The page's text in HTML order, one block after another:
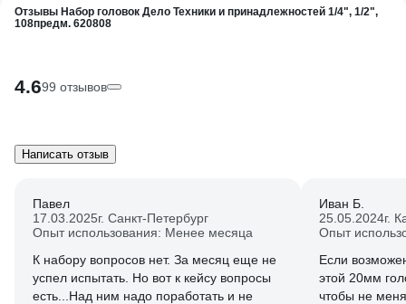
Отзывы Набор головок Дело Техники и принадлежностей 1/4", 1/2",
108предм. 620808
4.699 отзывов
Написать отзыв
Павел
17.03.2025г. Санкт-Петербург
Опыт использования: Менее месяца
К набору вопросов нет. За месяц еще не
успел испытать. Но вот к кейсу вопросы
есть...Над ним надо поработать и не
Иван Б.
25.05.2024г.
Опыт
Если
этой 20мм
чтобы не